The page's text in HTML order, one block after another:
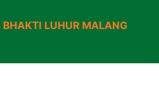
BHAKTI LUHUR MALANG